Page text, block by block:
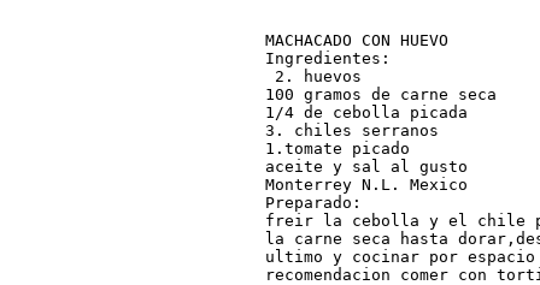
MACHACADO CON HUEVO
Ingredientes:
2. huevos
100 gramos de carne seca
1/4 de cebolla picada
3. chiles serranos
1.tomate picado
aceite y sal al gusto
Monterrey N.L. Mexico
Preparado:
freir la cebolla y el chile
la carne seca hasta
ultimo y cocinar por espacio
recomendacion comer con